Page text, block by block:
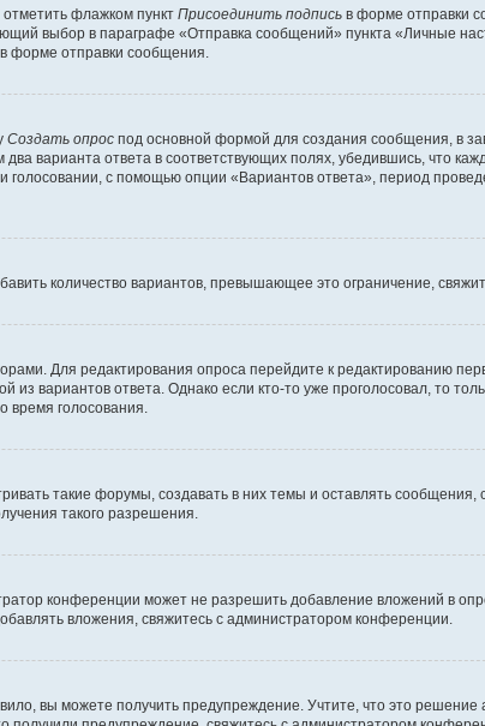
флажком пункт Присоединить подпись в форме отправки
выбор в параграфе «Отправка сообщений» пункта «Личные
в форме отправки сообщения.
Создать опрос под основной формой для создания сообщения, в
варианта ответа в соответствующих полях, убедившись, что
голосовании, с помощью опции «Вариантов ответа», период
количество вариантов, превышающее это ограничение,
Для редактирования опроса перейдите к редактированию
вариантов ответа. Однако если кто-то уже проголосовал, то
время голосования.
такие форумы, создавать в них темы и оставлять сообщения,
такого разрешения.
конференции может не разрешить добавление вложений в
вложения, свяжитесь с администратором конференции.
вы можете получить предупреждение. Учтите, что это